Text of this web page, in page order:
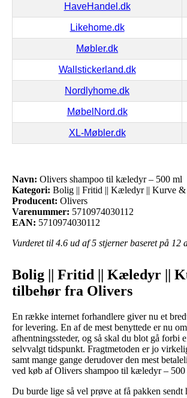
HaveHandel.dk
Likehome.dk
Møbler.dk
Wallstickerland.dk
Nordlyhome.dk
MøbelNord.dk
XL-Møbler.dk
Navn: Olivers shampoo til kæledyr – 500 ml
Kategori: Bolig || Fritid || Kæledyr || Kurve
Producent: Olivers
Varenummer: 5710974030112
EAN: 5710974030112
Vurderet til 4.6 ud af 5 stjerner baseret på 12
Bolig || Fritid || Kæledyr ||
tilbehør fra Olivers
En række internet forhandlere giver nu et
for levering. En af de mest benyttede er nu
afhentningssteder, og så skal du blot gå forbi
selvvalgt tidspunkt. Fragtmetoden er jo
samt mange gange derudover den mest
ved køb af Olivers shampoo til kæledyr – 500
Du burde lige så vel prøve at få pakken